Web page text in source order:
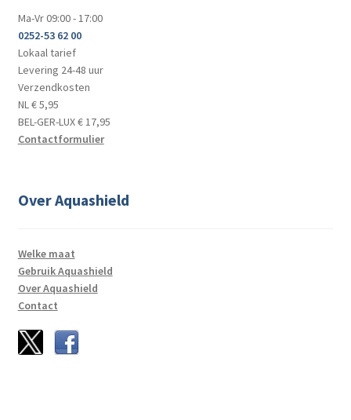
Ma-Vr 09:00 - 17:00
0252-53 62 00
Lokaal tarief
Levering 24-48 uur
Verzendkosten
NL € 5,95
BEL-GER-LUX € 17,95
Contactformulier
Over Aquashield
Welke maat
Gebruik Aquashield
Over Aquashield
Contact